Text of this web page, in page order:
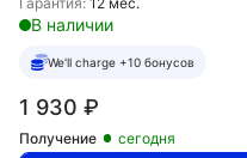
В наличии
We'll charge +10 бонусов
1 930 ₽
Получение сегодня